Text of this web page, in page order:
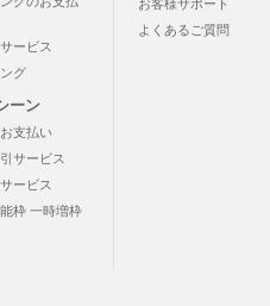
ービス
グ
ーン
支払い
サービス
ービス
枠 一時増枠
お客様サポート
よくあるご質問